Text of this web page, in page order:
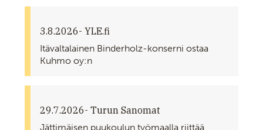
3.8.2026- YLE.fi
Itävaltalainen Binderholz-konserni ostaa
Kuhmo oy:n
29.7.2026- Turun Sanomat
Jättimäisen puukoulun työmaalla riittää